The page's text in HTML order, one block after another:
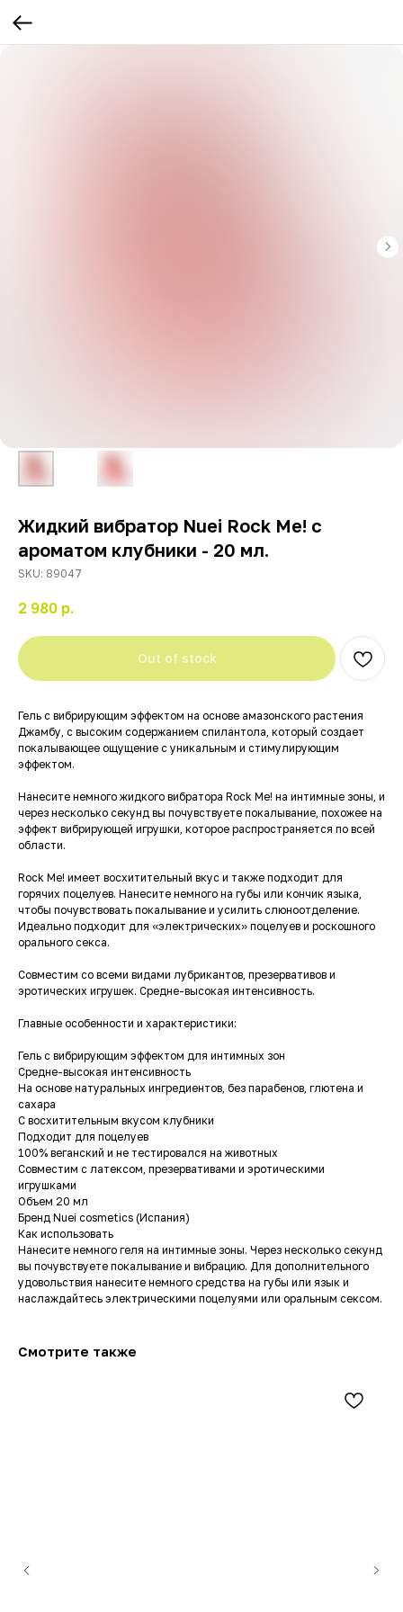
Жидкий вибратор Nuei Rock Me! с
ароматом клубники - 20 мл.
SKU: 89047
2 980 р.
Out of stock
Гель с вибрирующим эффектом на основе амазонского растения
Джамбу, с высоким содержанием спилантола, который создает
покалывающее ощущение с уникальным и стимулирующим
эффектом.
Нанесите немного жидкого вибратора Rock Me! на интимные зоны, и
через несколько секунд вы почувствуете покалывание, похожее на
эффект вибрирующей игрушки, которое распространяется по всей
области.
Rock Me! имеет восхитительный вкус и также подходит для
горячих поцелуев. Нанесите немного на губы или кончик языка,
чтобы почувствовать покалывание и усилить слюноотделение.
Идеально подходит для «электрических» поцелуев и роскошного
орального секса.
Совместим со всеми видами лубрикантов, презервативов и
эротических игрушек. Средне-высокая интенсивность.
Главные особенности и характеристики:
Гель с вибрирующим эффектом для интимных зон
Средне-высокая интенсивность
На основе натуральных ингредиентов, без парабенов, глютена и
сахара
С восхитительным вкусом клубники
Подходит для поцелуев
100% веганский и не тестировался на животных
Совместим с латексом, презервативами и эротическими
игрушками
Объем 20 мл
Бренд Nuei cosmetics (Испания)
Как использовать
Нанесите немного геля на интимные зоны. Через несколько секунд
вы почувствуете покалывание и вибрацию. Для дополнительного
удовольствия нанесите немного средства на губы или язык и
наслаждайтесь электрическими поцелуями или оральным сексом.
Смотрите также